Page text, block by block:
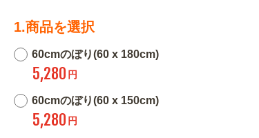
1.商品を選択
60cmのぼり(60 x 180cm)
5,280 円
60cmのぼり(60 x 150cm)
5,280 円